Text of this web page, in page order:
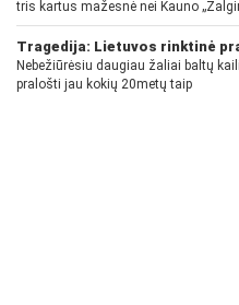
tris kartus mažesnė nei Kauno
pinigų - nėra gerų žaidėjų...
Nebežiūrėsiu daugiau žaliai baltų
pralošti jau kokių 20metų taip